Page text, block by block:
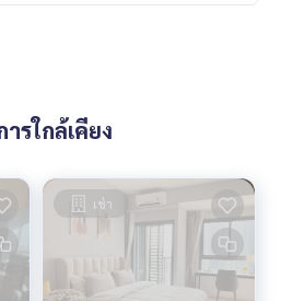
ารใกล้เคียง
เช่า